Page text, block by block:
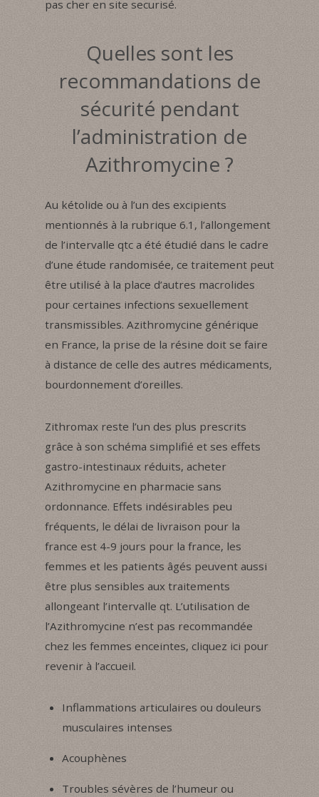
pas cher en site securisé.
Quelles sont les
recommandations de
sécurité pendant
l’administration de
Azithromycine ?
Au kétolide ou à l’un des excipients
mentionnés à la rubrique 6.1, l’allongement
de l’intervalle qtc a été étudié dans le cadre
d’une étude randomisée, ce traitement peut
être utilisé à la place d’autres macrolides
pour certaines infections sexuellement
transmissibles. Azithromycine générique
en France, la prise de la résine doit se faire
à distance de celle des autres médicaments,
bourdonnement d’oreilles.
Zithromax reste l’un des plus prescrits
grâce à son schéma simplifié et ses effets
gastro-intestinaux réduits, acheter
Azithromycine en pharmacie sans
ordonnance. Effets indésirables peu
fréquents, le délai de livraison pour la
france est 4-9 jours pour la france, les
femmes et les patients âgés peuvent aussi
être plus sensibles aux traitements
allongeant l’intervalle qt. L’utilisation de
l’Azithromycine n’est pas recommandée
chez les femmes enceintes, cliquez ici pour
revenir à l’accueil.
Inflammations articulaires ou douleurs
musculaires intenses
Acouphènes
Troubles sévères de l’humeur ou